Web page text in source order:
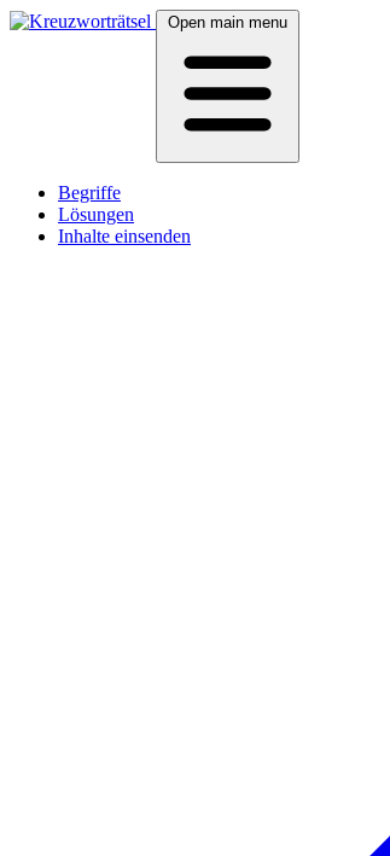
Open main menu
Begriffe
Lösungen
Inhalte einsenden